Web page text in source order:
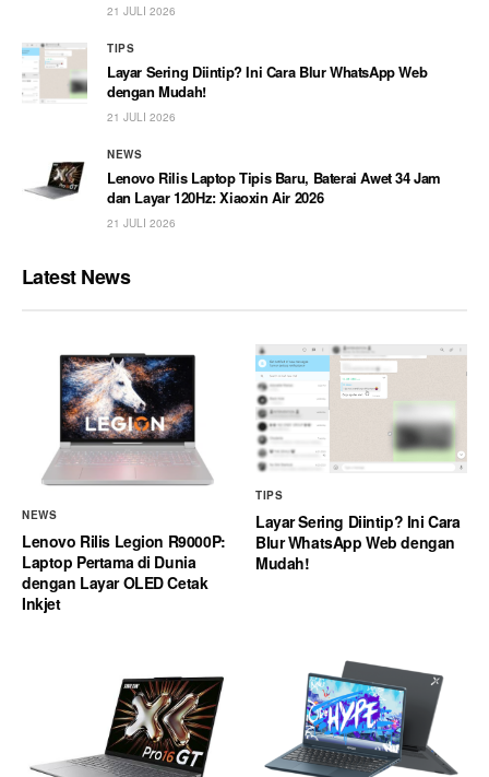
21 JULI 2026
TIPS
Layar Sering Diintip? Ini Cara Blur WhatsApp Web
dengan Mudah!
21 JULI 2026
NEWS
Lenovo Rilis Laptop Tipis Baru, Baterai Awet 34 Jam
dan Layar 120Hz: Xiaoxin Air 2026
21 JULI 2026
Latest News
NEWS
Lenovo Rilis Legion R9000P:
Laptop Pertama di Dunia
dengan Layar OLED Cetak
Inkjet
TIPS
Layar Sering Diintip? Ini Cara
Blur WhatsApp Web dengan
Mudah!